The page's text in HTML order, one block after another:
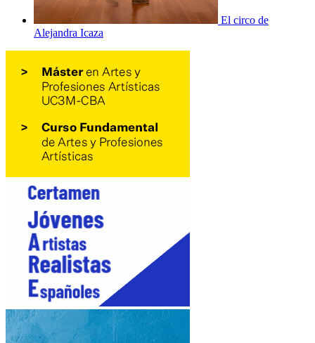
El circo de
Alejandra Icaza